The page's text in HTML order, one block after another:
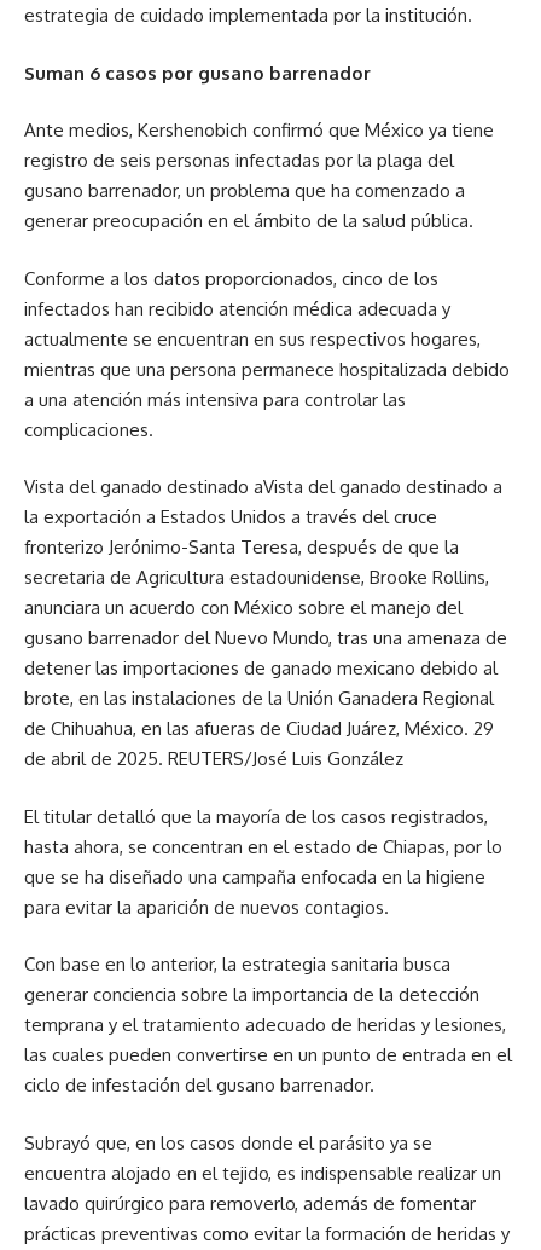
estrategia de cuidado implementada por la institución.
Suman 6 casos por gusano barrenador
Ante medios, Kershenobich confirmó que México ya tiene
registro de seis personas infectadas por la plaga del
gusano barrenador, un problema que ha comenzado a
generar preocupación en el ámbito de la salud pública.
Conforme a los datos proporcionados, cinco de los
infectados han recibido atención médica adecuada y
actualmente se encuentran en sus respectivos hogares,
mientras que una persona permanece hospitalizada debido
a una atención más intensiva para controlar las
complicaciones.
Vista del ganado destinado aVista del ganado destinado a
la exportación a Estados Unidos a través del cruce
fronterizo Jerónimo-Santa Teresa, después de que la
secretaria de Agricultura estadounidense, Brooke Rollins,
anunciara un acuerdo con México sobre el manejo del
gusano barrenador del Nuevo Mundo, tras una amenaza de
detener las importaciones de ganado mexicano debido al
brote, en las instalaciones de la Unión Ganadera Regional
de Chihuahua, en las afueras de Ciudad Juárez, México. 29
de abril de 2025. REUTERS/José Luis González
El titular detalló que la mayoría de los casos registrados,
hasta ahora, se concentran en el estado de Chiapas, por lo
que se ha diseñado una campaña enfocada en la higiene
para evitar la aparición de nuevos contagios.
Con base en lo anterior, la estrategia sanitaria busca
generar conciencia sobre la importancia de la detección
temprana y el tratamiento adecuado de heridas y lesiones,
las cuales pueden convertirse en un punto de entrada en el
ciclo de infestación del gusano barrenador.
Subrayó que, en los casos donde el parásito ya se
encuentra alojado en el tejido, es indispensable realizar un
lavado quirúrgico para removerlo, además de fomentar
prácticas preventivas como evitar la formación de heridas y